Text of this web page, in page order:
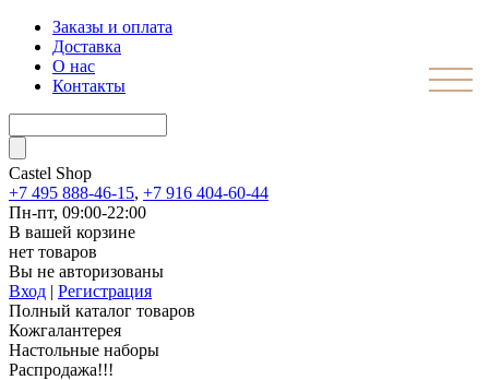
Заказы и оплата
Доставка
О нас
Контакты
Castel Shop
+7 495 888-46-15, +7 916 404-60-44
Пн-пт, 09:00-22:00
В вашей корзине
нет товаров
Вы не авторизованы
Вход | Регистрация
Полный каталог товаров
Кожгалантерея
Настольные наборы
Распродажа!!!